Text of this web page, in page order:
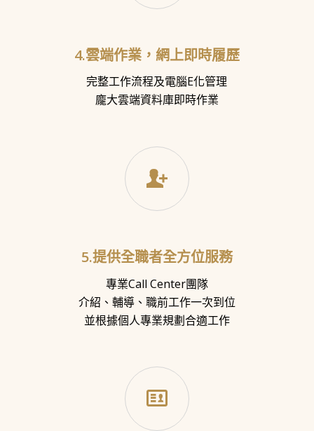
4.雲端作業，網上即時履歷
完整工作流程及電腦E化管理
龐大雲端資料庫即時作業
5.提供全職者全方位服務
專業Call Center團隊
介紹、輔導、職前工作一次到位
並根據個人專業規劃合適工作